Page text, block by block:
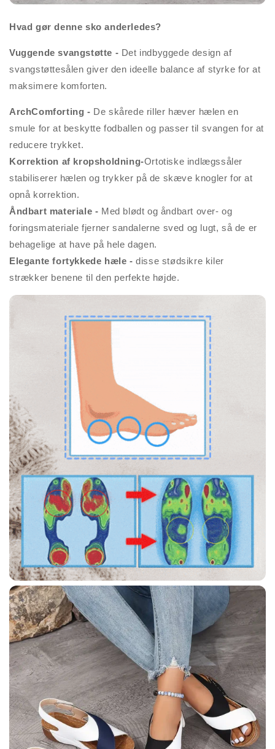
Hvad gør denne sko anderledes?
Vuggende svangstøtte - Det indbyggede design af
svangstøttesålen giver den ideelle balance af styrke for at
maksimere komforten.
ArchComforting - De skårede riller hæver hælen en
smule for at beskytte fodballen og passer til svangen for at
reducere trykket.
Korrektion af kropsholdning-Ortotiske indlægssåler
stabiliserer hælen og trykker på de skæve knogler for at
opnå korrektion.
Åndbart materiale - Med blødt og åndbart over- og
foringsmateriale fjerner sandalerne sved og lugt, så de er
behagelige at have på hele dagen.
Elegante fortykkede hæle - disse stødsikre kiler
strækker benene til den perfekte højde.